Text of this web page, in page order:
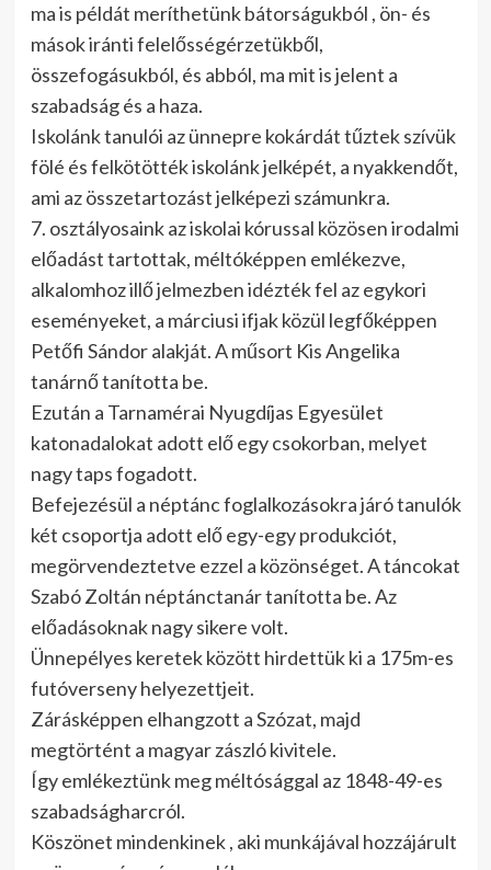
ma is példát meríthetünk bátorságukból , ön- és
mások iránti felelősségérzetükből,
összefogásukból, és abból, ma mit is jelent a
szabadság és a haza.
Iskolánk tanulói az ünnepre kokárdát tűztek szívük
fölé és felkötötték iskolánk jelképét, a nyakkendőt,
ami az összetartozást jelképezi számunkra.
7. osztályosaink az iskolai kórussal közösen irodalmi
előadást tartottak, méltóképpen emlékezve,
alkalomhoz illő jelmezben idézték fel az egykori
eseményeket, a márciusi ifjak közül legfőképpen
Petőfi Sándor alakját. A műsort Kis Angelika
tanárnő tanította be.
Ezután a Tarnamérai Nyugdíjas Egyesület
katonadalokat adott elő egy csokorban, melyet
nagy taps fogadott.
Befejezésül a néptánc foglalkozásokra járó tanulók
két csoportja adott elő egy-egy produkciót,
megörvendeztetve ezzel a közönséget. A táncokat
Szabó Zoltán néptánctanár tanította be. Az
előadásoknak nagy sikere volt.
Ünnepélyes keretek között hirdettük ki a 175m-es
futóverseny helyezettjeit.
Zárásképpen elhangzott a Szózat, majd
megtörtént a magyar zászló kivitele.
Így emlékeztünk meg méltósággal az 1848-49-es
szabadságharcról.
Köszönet mindenkinek , aki munkájával hozzájárult